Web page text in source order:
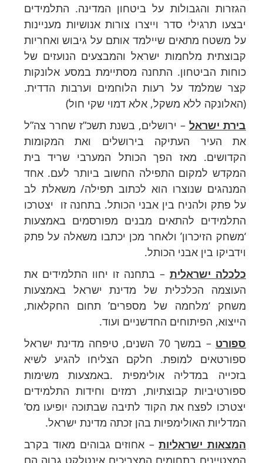
הגזרות והגבולות על ביטחון המדינה. התלמידים
יבצעו תרגילי סדר וייצרו צורות אנושיות מעניינות
על משטח מתאים שיילמד אותם על גיבוש ואחריות
קבוצתית מלחמות ישראל והמבצעים הנועזים של
כוחות הביטחון. התחנה מסתיימת במסע אלונקות
קצר שמלמד על רעות הלוחמים וערבות הדדית.
(האלונקה ללא משקל, אלא דמוי שקי חול)
בירת ישראל – ירושלים, בשנת תשכ”ז שחרר צה”ל
את העיר העתיקה בירושלים ואת המקומות
הקדושים. מאז הפך הכותל המערבי שריד בית
המקדש למקום התפילה החשוב ביותר לעם. אחד
המנהגים שנוצרו הוא לכתוב תפילה/ משאלת לב
על פתק ולהניח בין אבני הכותל. בתחנה זו יצטרכו
התלמידים להתאים מבנים מפורסמים באמצעות
‘משחק הזיכרון’ ולאחר מכן יכתבו משאלה על פתק
וידביקו בין אבני הכותל.
כלכלה ישראלית – בתחנה זו יחוו התלמידים את
העוצמה הכלכלית של מדינת ישראל באמצעות
משחק ‘מלחמה של מספרים’ תחום החקלאות,
הייצוא, הפיתוחים החדשניים ועוד.
ספורט
– במשך 70 השנים, טיפחה מדינת ישראל
ספורטאים למופת. חלקם הצליחו להגיע לשיא
בזכייה במדליה אולימפית .באמצעות משימות
ספורטיביות קבוצתיות, רמזים וחידות התלמידים
יצטרכו לפצח את הקוד לתיבה שבתוכה יופיעו מס’
המדליות האולימפיות בהן זכתה מדינת ישראל.
המצאות ישראליות– אחוזים גבוהים מאוד בקרב
המצטיינים בתחומים המצריכים אינטלקט גבוה הם